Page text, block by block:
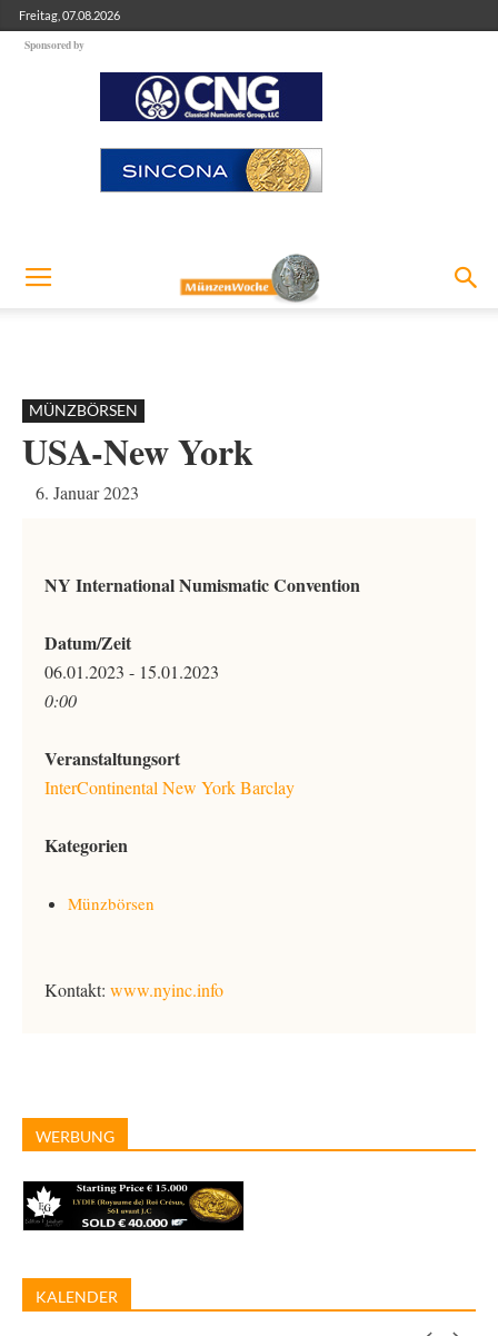
Freitag, 07.08.2026
Sponsored by
MÜNZBÖRSEN
USA-New York
6. Januar 2023
NY International Numismatic Convention
Datum/Zeit
06.01.2023 - 15.01.2023
0:00
Veranstaltungsort
InterContinental New York Barclay
Kategorien
Münzbörsen
Kontakt: www.nyinc.info
WERBUNG
KALENDER